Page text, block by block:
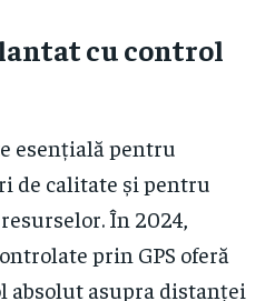
cu control
esențială pentru
de calitate și pentru
În 2024,
prin GPS oferă
asupra distanței